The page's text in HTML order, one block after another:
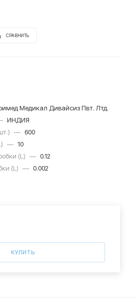
СРАВНИТЬ
Медикал Дивайсиз Пвт. Лтд.
ИНДИЯ
— 600
— 10
(L) — 0.12
(L) — 0.002
КУПИТЬ